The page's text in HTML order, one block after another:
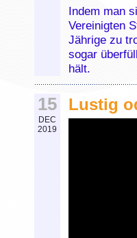
Indem man
Vereinigten
Jährige zu
sogar
hält.
15
DEC
2019
Lustig